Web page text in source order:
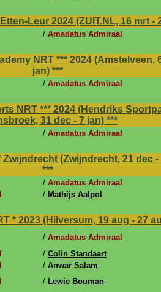
Leur 2024 (ZUIT.NL, 16 mrt -
/ Amadatus Admiraal
NRT *** 2024 (Amstelveen,
jan) ***
/ Amadatus Admiraal
NRT *** 2024 (Hendriks
31 dec - 7 jan) ***
/ Amadatus Admiraal
(Zwijndrecht, 21 dec -
***
/ Amadatus Admiraal
/ Mathijs Aalpol
* 2023 (Hilversum, 19 aug - 27
/ Amadatus Admiraal
/ Colin Standaart
/ Anwar Salam
/ Lewie Bouman